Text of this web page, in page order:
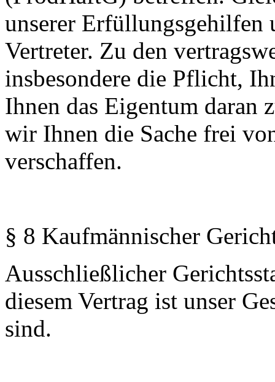
unserer Erfüllungsgehilfen
Vertreter. Zu den
insbesondere die Pflicht,
Ihnen das Eigentum daran
wir Ihnen die Sache frei
verschaffen.
§ 8 Kaufmännischer
Ausschließlicher
diesem Vertrag ist unser
sind.